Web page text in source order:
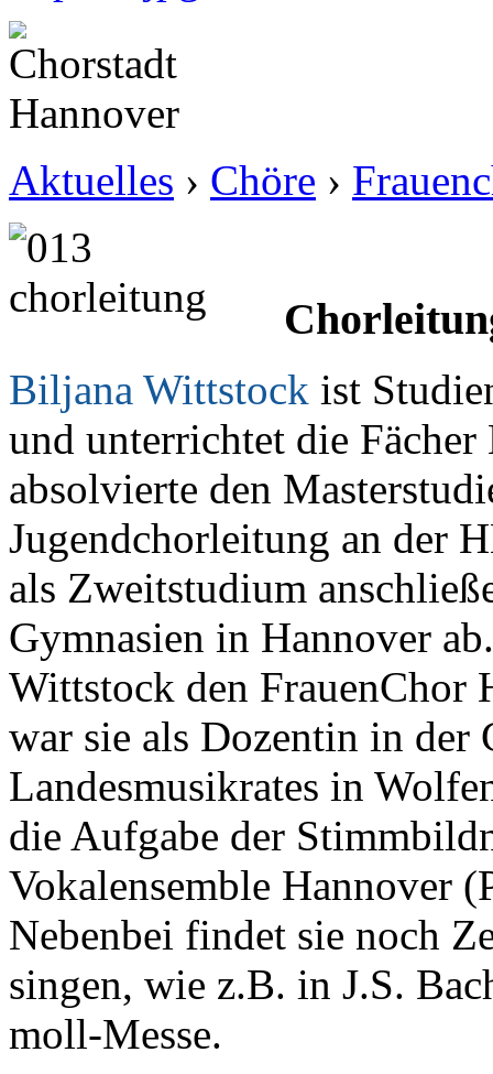
Aktuelles › Chöre ›
Biljana Wittstock ist
und unterrichtet die
absolvierte den
Jugendchorleitung an der
als Zweitstudium
Gymnasien in Hannover
Wittstock den FrauenChor
war sie als Dozentin in der
Landesmusikrates in
die Aufgabe der
Vokalensemble Hannover
Nebenbei findet sie noch
singen, wie z.B. in J.S.
moll-Messe.